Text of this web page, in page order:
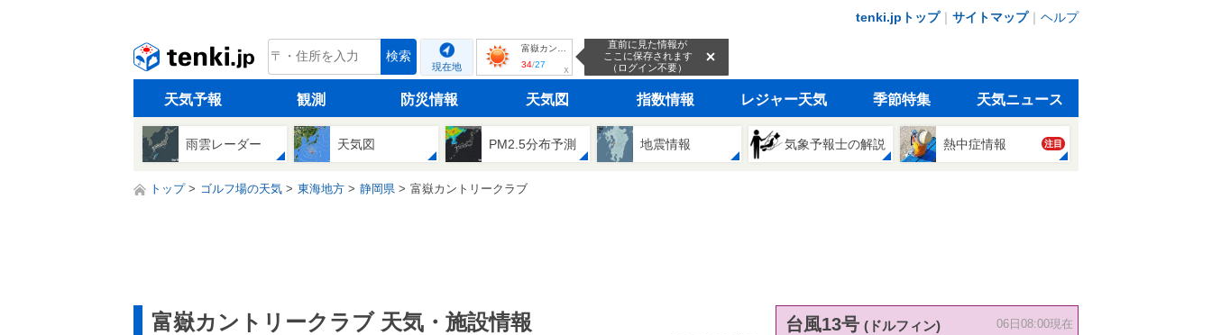
tenki.jpトップ｜ サイトマップ｜ ヘルプ
tenki.jp 検索
現在地
34/27 ｘ
直前に見た情報が
ここに保存されます
（ログイン不要）
天気予報 観測 防災情報 天気図 指数情報 レジャー天気 季節特集 天気ニュース
雨雲レーダー 天気図 PM2.5分布予測 地震情報 気象予報士の解説 熱中症情報 注目
トップ ゴルフ場の天気 東海地方 静岡県 富嶽カントリークラブ
富嶽カントリークラブ 天気・施設情報 台風13号 (ドルフィン) 06日08:00現在